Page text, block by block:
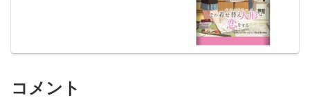
コメント